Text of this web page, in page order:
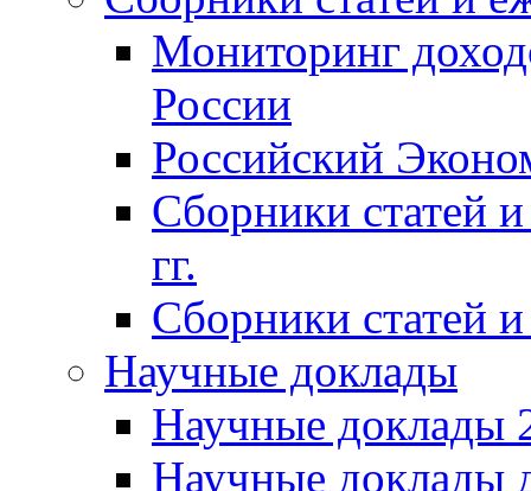
Мониторинг
России
Российский
Сборники статей
гг.
Сборники статей
Научные доклады
Научные доклады
Научные доклады